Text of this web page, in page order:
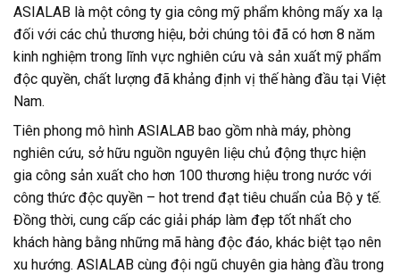
ASIALAB là một công ty gia công mỹ phẩm không mấy xa lạ
đối với các chủ thương hiệu, bởi chúng tôi đã có hơn 8 năm
kinh nghiệm trong lĩnh vực nghiên cứu và sản xuất mỹ phẩm
độc quyền, chất lượng đã khảng định vị thế hàng đầu tại Việt
Nam.
Tiên phong mô hình ASIALAB bao gồm nhà máy, phòng
nghiên cứu, sở hữu nguồn nguyên liệu chủ động thực hiện
gia công sản xuất cho hơn 100 thương hiệu trong nước với
công thức độc quyền – hot trend đạt tiêu chuẩn của Bộ y tế.
Đồng thời, cung cấp các giải pháp làm đẹp tốt nhất cho
khách hàng bằng những mã hàng độc đáo, khác biệt tạo nên
xu hướng. ASIALAB cùng đội ngũ chuyên gia hàng đầu trong